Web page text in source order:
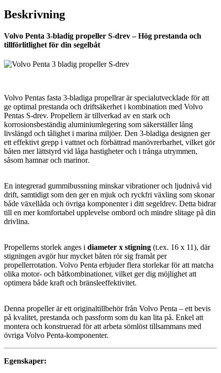
Beskrivning
Volvo Penta 3-bladig propeller S-drev – Hög prestanda och
tillförlitlighet för din segelbåt
Volvo Pentas fasta 3-bladiga propellrar är specialutvecklade för att
ge optimal prestanda och driftsäkerhet i kombination med Volvo
Pentas S-drev. Propellern är tillverkad av en stark och
korrosionsbeständig aluminiumlegering som säkerställer lång
livslängd och tålighet i marina miljöer. Den 3-bladiga designen ger
ett effektivt grepp i vattnet och förbättrad manövrerbarhet, vilket gör
båten mer lättstyrd vid låga hastigheter och i trånga utrymmen,
såsom hamnar och marinor.
En integrerad gummibussning minskar vibrationer och ljudnivå vid
drift, samtidigt som den ger en mjuk och ryckfri växling som skonar
både växellåda och övriga komponenter i ditt segeldrev. Detta bidrar
till en mer komfortabel upplevelse ombord och mindre slitage på din
drivlina.
Propellerns storlek anges i diameter x stigning (t.ex. 16 x 11), där
stigningen avgör hur mycket båten rör sig framåt per
propellerrotation. Volvo Penta erbjuder flera storlekar för att matcha
olika motor- och båtkombinationer, vilket ger dig möjlighet att
optimera både kraft och bränsleeffektivitet.
Denna propeller är ett originaltillbehör från Volvo Penta – ett bevis
på kvalitet, prestanda och passform som du kan lita på. Enkel att
montera och konstruerad för att arbeta sömlöst tillsammans med
övriga Volvo Penta-komponenter.
Egenskaper: